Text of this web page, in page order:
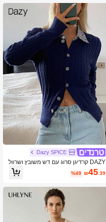
Dazy SPICE
DAZY קרדיגן סרוג עם דש משובץ ושרוול
ארוך לנשים
₪45.39
%49